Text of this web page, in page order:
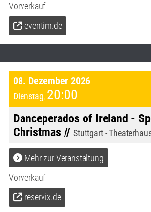
Vorverkauf
eventim.de
08. Dezember 2026
Dienstag, 20:00
Danceperados of Ireland -
Christmas // Stuttgart -
Mehr zur Veranstaltung
Vorverkauf
reservix.de